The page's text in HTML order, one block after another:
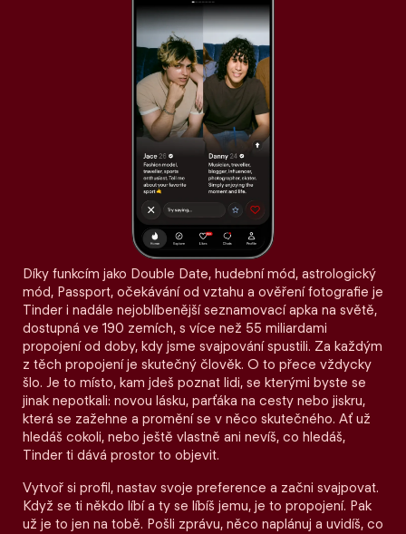
Díky funkcím jako Double Date, hudební mód, astrologický
mód, Passport, očekávání od vztahu a ověření fotografie je
Tinder i nadále nejoblíbenější seznamovací apka na světě,
dostupná ve 190 zemích, s více než 55 miliardami
propojení od doby, kdy jsme svajpování spustili. Za každým
z těch propojení je skutečný člověk. O to přece vždycky
šlo. Je to místo, kam jdeš poznat lidi, se kterými byste se
jinak nepotkali: novou lásku, parťáka na cesty nebo jiskru,
která se zažehne a promění se v něco skutečného. Ať už
hledáš cokoli, nebo ještě vlastně ani nevíš, co hledáš,
Tinder ti dává prostor to objevit.
Vytvoř si profil, nastav svoje preference a začni svajpovat.
Když se ti někdo líbí a ty se líbíš jemu, je to propojení. Pak
už je to jen na tobě. Pošli zprávu, něco naplánuj a uvidíš, co